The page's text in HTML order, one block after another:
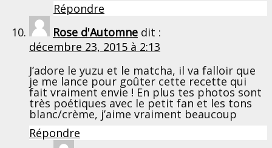
Répondre
Rose d'Automne dit :
décembre 23, 2015 à 2:13
J’adore le yuzu et le matcha, il va falloir que
je me lance pour goûter cette recette qui
fait vraiment envie ! En plus tes photos sont
très poétiques avec le petit fan et les tons
blanc/crème, j’aime vraiment beaucoup
Répondre